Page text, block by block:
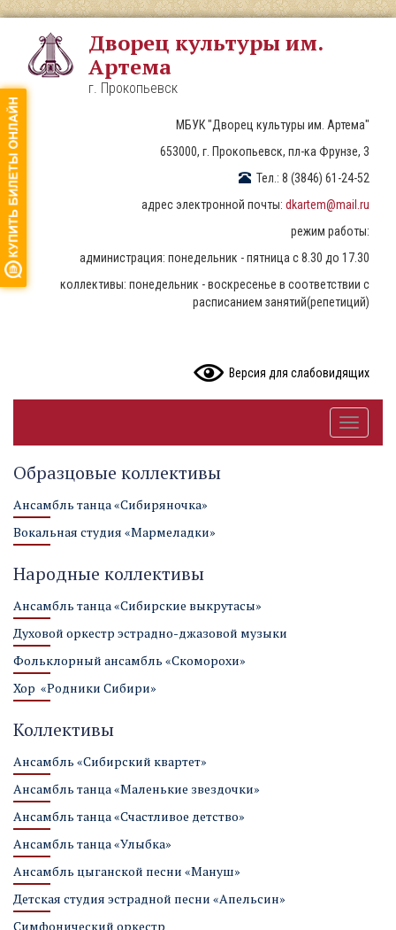
Перейти
основному
содержанию
Дворец культуры им.
Артема
г. Прокопьевск
МБУК "Дворец культуры им. Артема"
653000, г. Прокопьевск, пл-ка Фрунзе, 3
Тел.: 8 (3846) 61-24-52
адрес электронной почты: dkartem@mail.ru
режим работы:
администрация: понедельник - пятница с 8.30 до 17.30
коллективы: понедельник - воскресенье в соответствии с
расписанием занятий(репетиций)
Версия для слабовидящих
Toggle
Образцовые коллективы
Ансамбль танца «Сибиряночка»
Вокальная студия «Мармеладки»
Народные коллективы
Ансамбль танца «Сибирские выкрутасы»
Духовой оркестр эстрадно-джазовой музыки
Фольклорный ансамбль «Скоморохи»
Хор «Родники Сибири»
Коллективы
Ансамбль «Сибирский квартет»
Ансамбль танца «Маленькие звездочки»
Ансамбль танца «Счастливое детство»
Ансамбль танца «Улыбка»
Ансамбль цыганской песни «Мануш»
Детская студия эстрадной песни «Апельсин»
Симфонический оркестр